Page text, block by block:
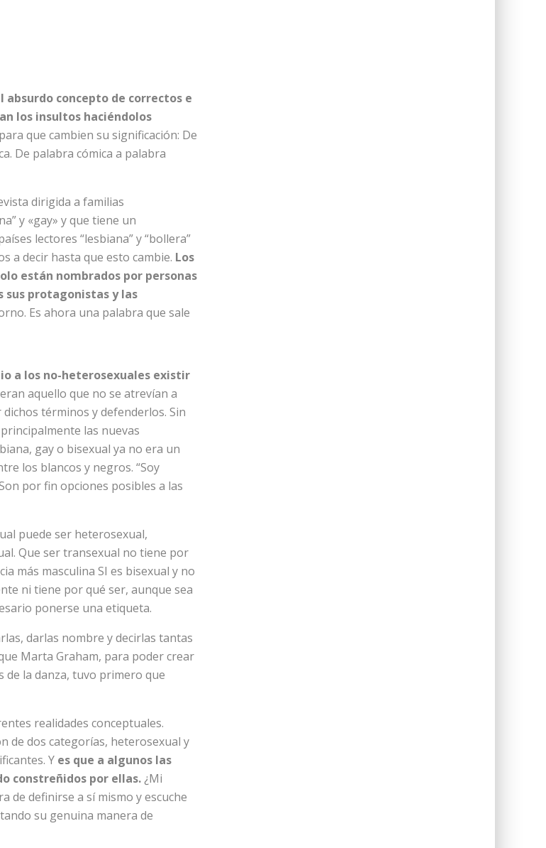
absurdo concepto de correctos e
los insultos haciéndolos
que cambien su significación: De
De palabra cómica a palabra
dirigida a familias
y «gay» y que tiene un
lectores “lesbiana” y “bollera”
a decir hasta que esto cambie. Los
están nombrados por personas
sus protagonistas y las
Es ahora una palabra que sale
a los no-heterosexuales existir
aquello que no se atrevían a
términos y defenderlos. Sin
las nuevas
gay o bisexual ya no era un
los blancos y negros. “Soy
por fin opciones posibles a las
puede ser heterosexual,
Que ser transexual no tiene por
más masculina SI es bisexual y no
ni tiene por qué ser, aunque sea
ponerse una etiqueta.
darlas nombre y decirlas tantas
Marta Graham, para poder crear
la danza, tuvo primero que
realidades conceptuales.
de dos categorías, heterosexual y
Y es que a algunos las
constreñidos por ellas. ¿Mi
de definirse a sí mismo y escuche
su genuina manera de